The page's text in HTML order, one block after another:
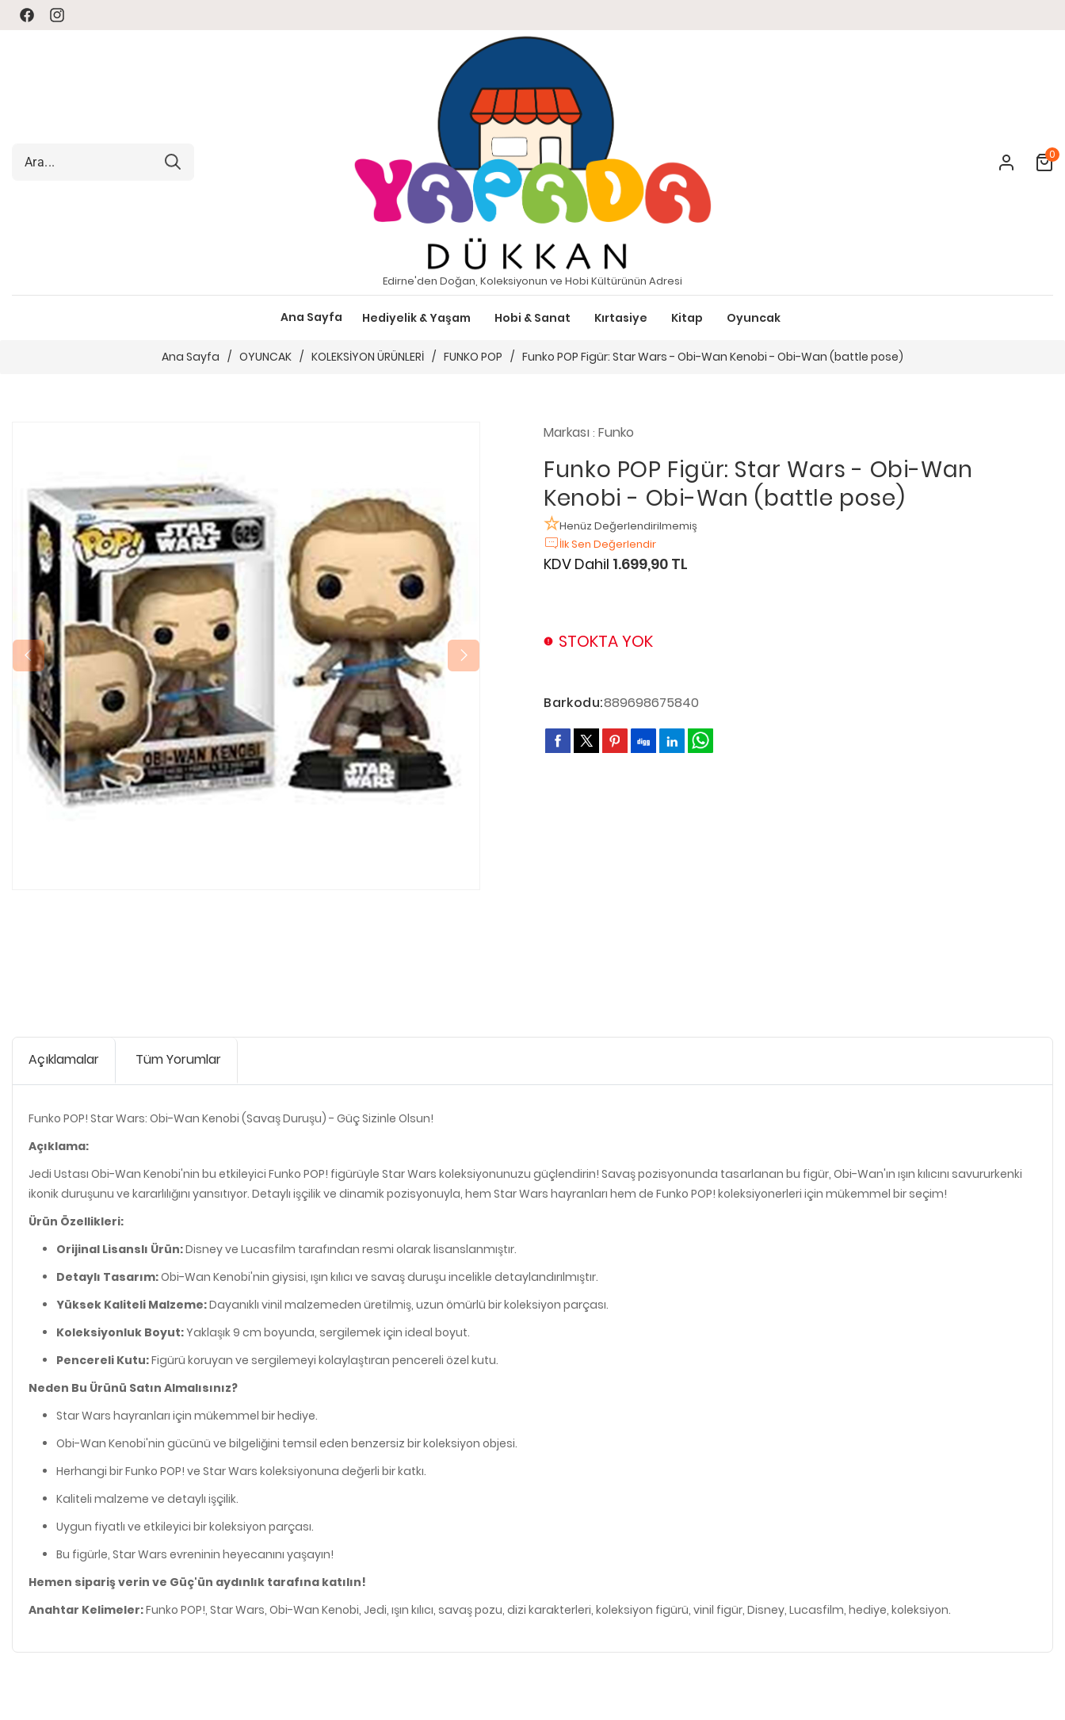
FacebookInstagram
Edirne'den Doğan, Koleksiyonun ve Hobi Kültürünün Adresi
Ana Sayfa Hediyelik & Yaşam Hobi & Sanat Kırtasiye Kitap Oyuncak
Cart
0
Ana Sayfa / OYUNCAK / KOLEKSİYON ÜRÜNLERİ / FUNKO POP / Funko POP Figür: Star Wars - Obi-Wan Kenobi - Obi-Wan (battle pose)
Markası: Funko
Funko POP Figür: Star Wars - Obi-Wan
Kenobi - Obi-Wan (battle pose)
Henüz Değerlendirilmemiş
İlk Sen Değerlendir
KDV Dahil 1.699,90 TL
STOKTA YOK
Barkodu:889698675840
Açıklamalar Tüm Yorumlar
Funko POP! Star Wars: Obi-Wan Kenobi (Savaş Duruşu) - Güç Sizinle Olsun!
Açıklama:
Jedi Ustası Obi-Wan Kenobi'nin bu etkileyici Funko POP! figürüyle Star Wars koleksiyonunuzu güçlendirin! Savaş pozisyonunda tasarlanan bu figür, Obi-Wan'ın ışın kılıcını savururkenki
ikonik duruşunu ve kararlılığını yansıtıyor. Detaylı işçilik ve dinamik pozisyonuyla, hem Star Wars hayranları hem de Funko POP! koleksiyonerleri için mükemmel bir seçim!
Ürün Özellikleri:
Orijinal Lisanslı Ürün:Disney ve Lucasfilm tarafından resmi olarak lisanslanmıştır.
Detaylı Tasarım:Obi-Wan Kenobi'nin giysisi, ışın kılıcı ve savaş duruşu incelikle detaylandırılmıştır.
Yüksek Kaliteli Malzeme:Dayanıklı vinil malzemeden üretilmiş, uzun ömürlü bir koleksiyon parçası.
Koleksiyonluk Boyut:Yaklaşık 9 cm boyunda, sergilemek için ideal boyut.
Pencereli Kutu:Figürü koruyan ve sergilemeyi kolaylaştıran pencereli özel kutu.
Neden Bu Ürünü Satın Almalısınız?
Star Wars hayranları için mükemmel bir hediye.
Obi-Wan Kenobi'nin gücünü ve bilgeliğini temsil eden benzersiz bir koleksiyon objesi.
Herhangi bir Funko POP! ve Star Wars koleksiyonuna değerli bir katkı.
Kaliteli malzeme ve detaylı işçilik.
Uygun fiyatlı ve etkileyici bir koleksiyon parçası.
Bu figürle, Star Wars evreninin heyecanını yaşayın!
Hemen sipariş verin ve Güç'ün aydınlık tarafına katılın!
Anahtar Kelimeler:Funko POP!, Star Wars, Obi-Wan Kenobi, Jedi, ışın kılıcı, savaş pozu, dizi karakterleri, koleksiyon figürü, vinil figür, Disney, Lucasfilm, hediye, koleksiyon.